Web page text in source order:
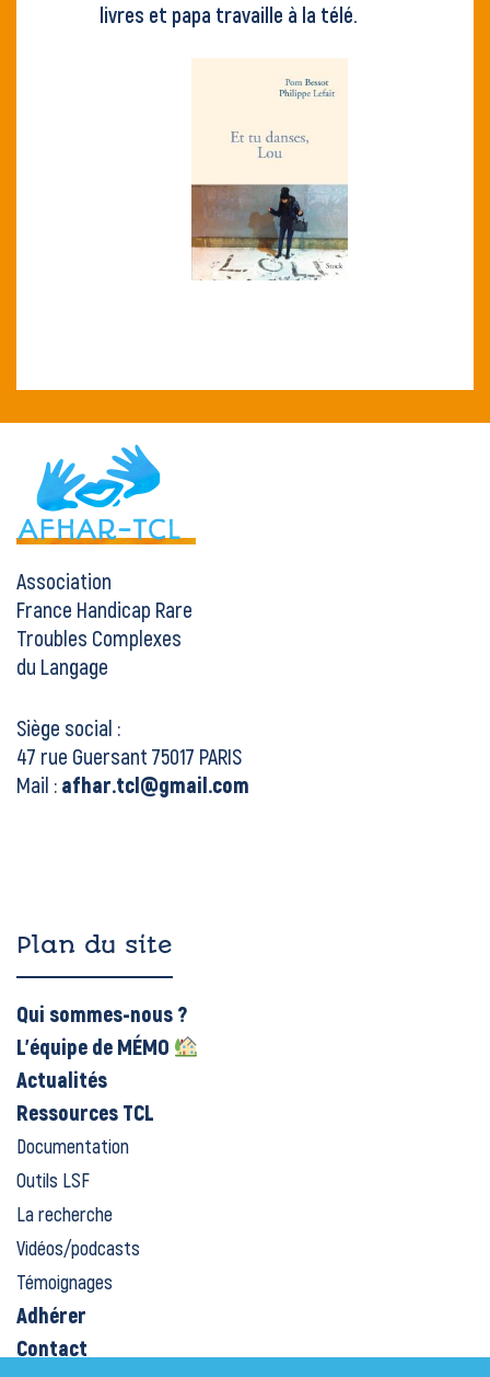
livres et papa travaille à la télé.
Association
France Handicap Rare
Troubles Complexes
du Langage
Siège social :
47 rue Guersant 75017 PARIS
Mail : afhar.tcl@gmail.com
Plan du site
Qui sommes-nous ?
L’équipe de MÉMO
Actualités
Ressources TCL
Documentation
Outils LSF
La recherche
Vidéos/podcasts
Témoignages
Adhérer
Contact